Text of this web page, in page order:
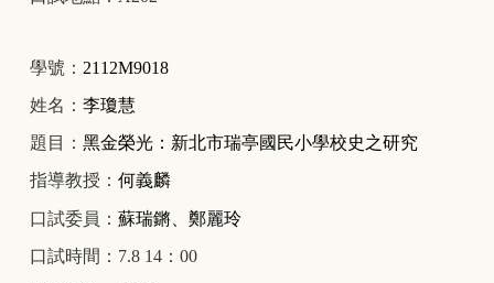
學號： 2112M9018
姓名： 李瓊慧
題目： 黑金榮光：新北市瑞亭國民小學校史之研究
指導教授： 何義麟
口試委員： 蘇瑞鏘、鄭麗玲
口試時間：7.8 14：00